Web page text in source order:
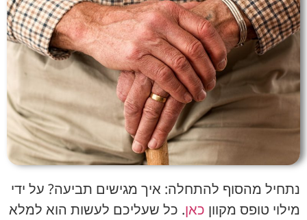
נתחיל מהסוף להתחלה: איך מגישים תביעה? על ידי
מילוי טופס מקוון כאן. כל שעליכם לעשות הוא למלא
format_underlined הוסף קו תחתון לקישורים
font_download סמן קישורים
לאפס
את
כל
האפשרויות
cached